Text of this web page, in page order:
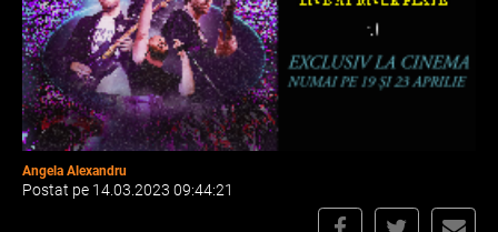
Angela Alexandru
Postat pe 14.03.2023 09:44:21